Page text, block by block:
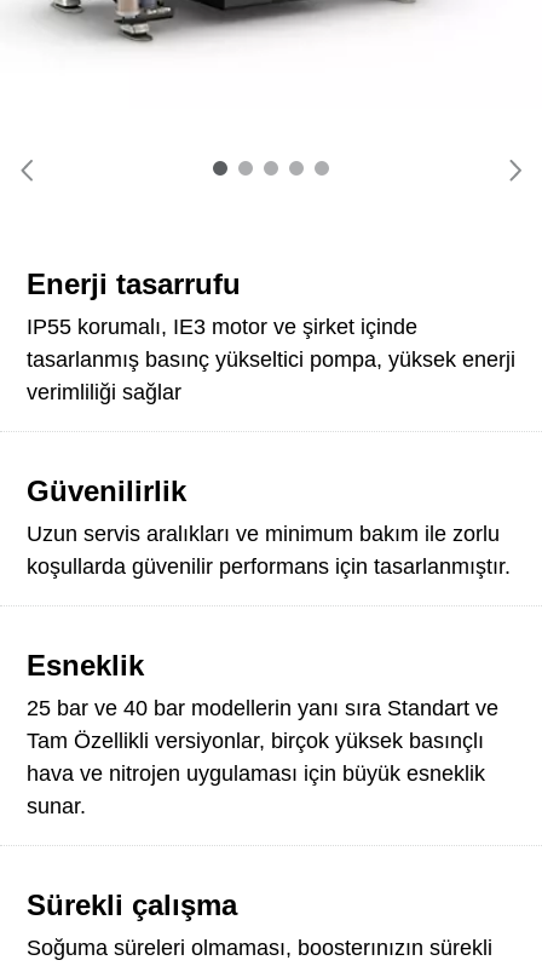
Enerji tasarrufu
IP55 korumalı, IE3 motor ve şirket içinde
tasarlanmış basınç yükseltici pompa, yüksek enerji
verimliliği sağlar
Güvenilirlik
Uzun servis aralıkları ve minimum bakım ile zorlu
koşullarda güvenilir performans için tasarlanmıştır.
Esneklik
25 bar ve 40 bar modellerin yanı sıra Standart ve
Tam Özellikli versiyonlar, birçok yüksek basınçlı
hava ve nitrojen uygulaması için büyük esneklik
sunar.
Sürekli çalışma
Soğuma süreleri olmaması, boosterınızın sürekli